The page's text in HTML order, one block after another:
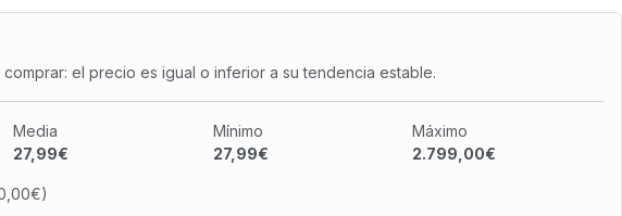
comprar: el precio es igual o inferior a su tendencia estable.
Media
27,99€
Mínimo
27,99€
Máximo
2.799,00€